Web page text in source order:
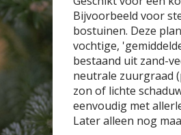
Bijvoorbeeld voor
bostuinen. Deze
vochtige,
bestaand uit zand-
neutrale zuurgraad
zon of lichte
eenvoudig met
Later alleen nog